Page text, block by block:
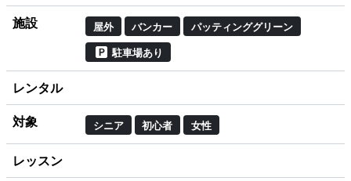
施設 屋外 バンカー パッティンググリーン
駐車場あり
レンタル
対象 シニア 初心者 女性
レッスン